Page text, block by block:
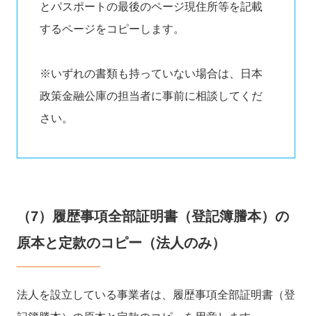
とパスポートの最後のページ現住所等を記載
するページをコピーします。
※いずれの書類も持っていない場合は、日本
政策金融公庫の担当者に事前に相談してくだ
さい。
（7）履歴事項全部証明書（登記簿謄本）の
原本と定款のコピー（法人のみ）
法人を設立している事業者は、履歴事項全部証明書（登